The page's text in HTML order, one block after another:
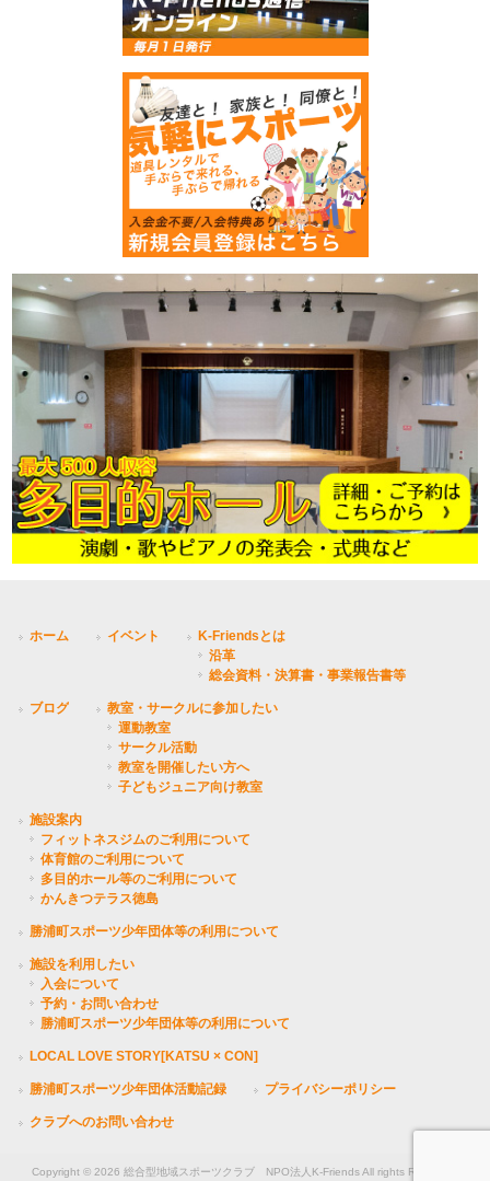
ホーム イベント
K-Friendsとは
沿革
総会資料・決算書・事業報告書等
ブログ
教室・サークルに参加したい
運動教室
サークル活動
教室を開催したい方へ
子どもジュニア向け教室
施設案内
フィットネスジムのご利用について
体育館のご利用について
多目的ホール等のご利用について
かんきつテラス徳島
勝浦町スポーツ少年団体等の利用について
施設を利用したい
入会について
予約・お問い合わせ
勝浦町スポーツ少年団体等の利用について
LOCAL LOVE STORY[KATSU × CON]
勝浦町スポーツ少年団体活動記録 プライバシーポリシー
クラブへのお問い合わせ
Copyright © 2026 総合型地域スポーツクラブ NPO法人K-Friends All rights Reserved.